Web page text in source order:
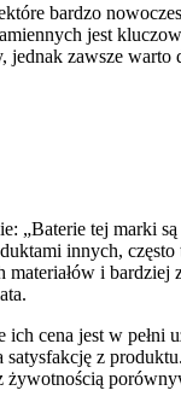
bardzo
jest
zawsze warto
„Baterie tej marki
innych, często
i bardziej
cena jest w pełni
z
żywotnością